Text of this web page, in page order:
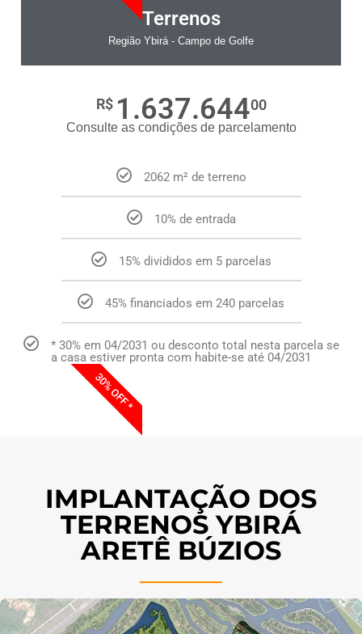
Terrenos
Região Ybirá - Campo de Golfe
R$ 1.637.64400
Consulte as condições de parcelamento
2062 m² de terreno
10% de entrada
15% divididos em 5 parcelas
45% financiados em 240 parcelas
* 30% em 04/2031 ou desconto total nesta parcela se
a casa estiver pronta com habite-se até 04/2031
30% OFF *
IMPLANTAÇÃO DOS
TERRENOS YBIRÁ
ARETÊ BÚZIOS